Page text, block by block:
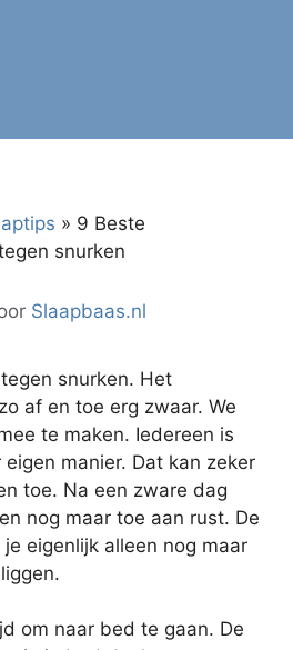
» 9 Beste
snurken
Slaapbaas.nl
snurken. Het
af en toe erg zwaar. We
te maken. Iedereen is
manier. Dat kan zeker
toe. Na een zware dag
nog maar toe aan rust. De
eigenlijk alleen nog maar
om naar bed te gaan. De